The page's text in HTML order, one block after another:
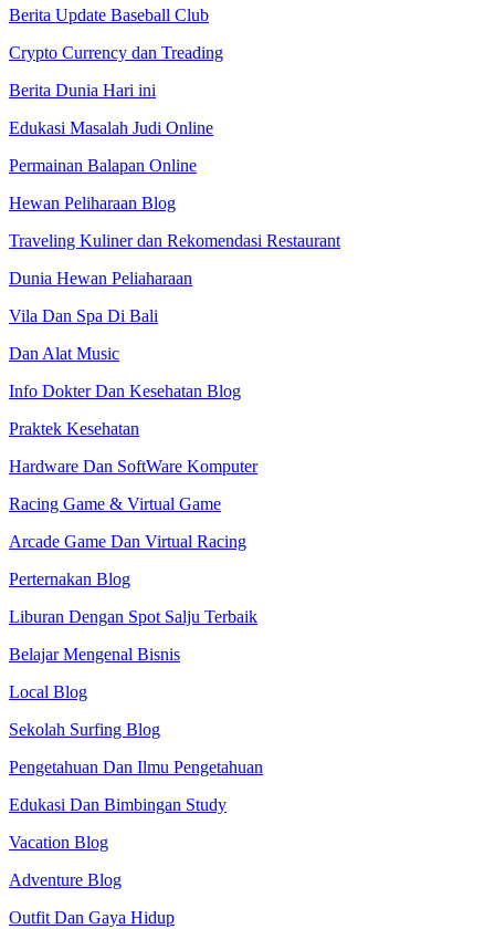
Berita Update Baseball Club
Crypto Currency dan Treading
Berita Dunia Hari ini
Edukasi Masalah Judi Online
Permainan Balapan Online
Hewan Peliharaan Blog
Traveling Kuliner dan Rekomendasi Restaurant
Dunia Hewan Peliaharaan
Vila Dan Spa Di Bali
Dan Alat Music
Info Dokter Dan Kesehatan Blog
Praktek Kesehatan
Hardware Dan SoftWare Komputer
Racing Game & Virtual Game
Arcade Game Dan Virtual Racing
Perternakan Blog
Liburan Dengan Spot Salju Terbaik
Belajar Mengenal Bisnis
Local Blog
Sekolah Surfing Blog
Pengetahuan Dan Ilmu Pengetahuan
Edukasi Dan Bimbingan Study
Vacation Blog
Adventure Blog
Outfit Dan Gaya Hidup